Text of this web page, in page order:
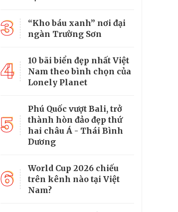
3
“Kho báu xanh” nơi đại
ngàn Trường Sơn
4
10 bãi biển đẹp nhất Việt
Nam theo bình chọn của
Lonely Planet
5
Phú Quốc vượt Bali, trở
thành hòn đảo đẹp thứ
hai châu Á - Thái Bình
Dương
6
World Cup 2026 chiếu
trên kênh nào tại Việt
Nam?